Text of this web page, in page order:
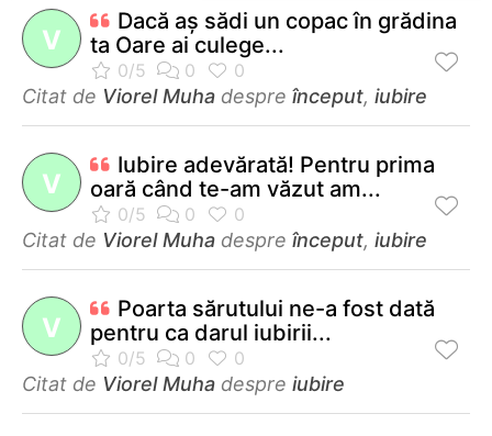
V
Dacă aş sădi un copac în grădina
ta Oare ai culege...
Citat de Viorel Muha despre început, iubire
V
Iubire adevărată! Pentru prima
oară când te-am văzut am...
Citat de Viorel Muha despre început, iubire
V
Poarta sărutului ne-a fost dată
pentru ca darul iubirii...
Citat de Viorel Muha despre iubire